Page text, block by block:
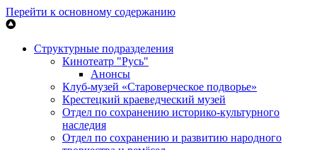
Перейти к основному содержанию
Структурные подразделения
Кинотеатр "Русь"
Анонсы
Клуб-музей «Староверческое подворье»
Крестецкий краеведческий музей
Отдел по сохранению историко-культурного
наследия
Отдел по сохранению и развитию народного